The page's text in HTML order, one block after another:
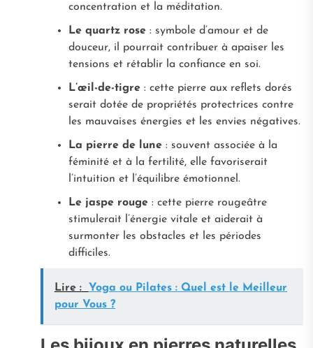
concentration et la méditation.
Le quartz rose: symbole d’amour et de
douceur, il pourrait contribuer à apaiser les
tensions et rétablir la confiance en soi.
L’œil-de-tigre: cette pierre aux reflets dorés
serait dotée de propriétés protectrices contre
les mauvaises énergies et les envies négatives.
La pierre de lune: souvent associée à la
féminité et à la fertilité, elle favoriserait
l’intuition et l’équilibre émotionnel.
Le jaspe rouge: cette pierre rougeâtre
stimulerait l’énergie vitale et aiderait à
surmonter les obstacles et les périodes
difficiles.
Lire :
Yoga ou Pilates : Quel est le Meilleur
pour Vous ?